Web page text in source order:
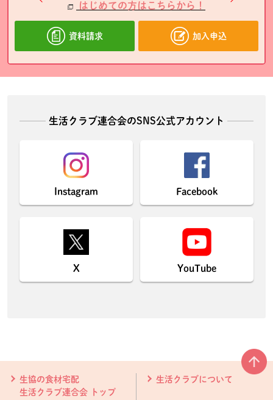
はじめての方はこちらから！
資料請求 加入申込
生活クラブ連合会のSNS公式アカウント
Instagram Facebook
X YouTube
生協の食材宅配
生活クラブ連合会 トップ
生活クラブについて